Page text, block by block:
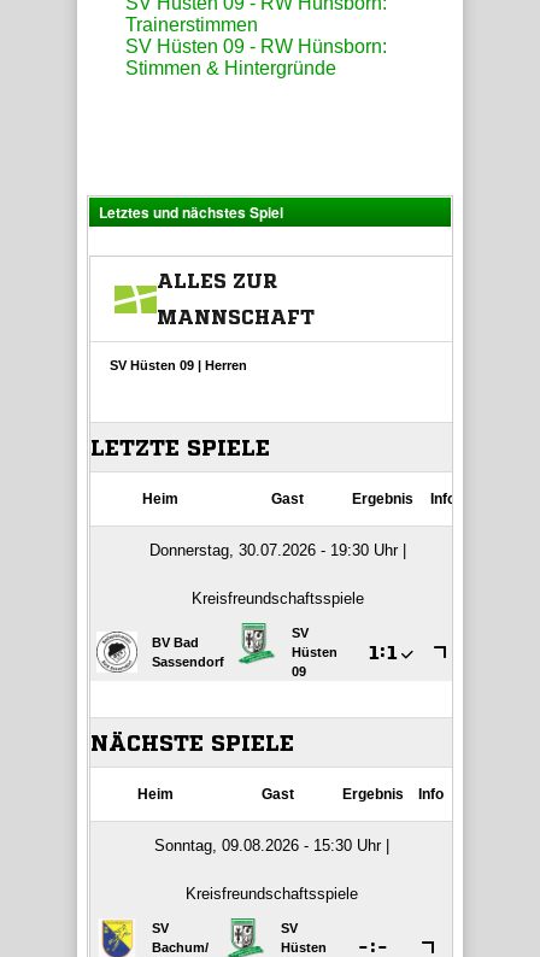
Trainerstimmen
SV Hüsten 09 - RW Hünsborn:
Stimmen & Hintergründe
Letztes und nächstes Spiel